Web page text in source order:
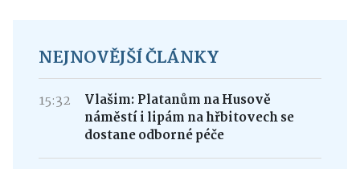
NEJNOVĚJŠÍ ČLÁNKY
15:32
Vlašim: Platanům na Husově
náměstí i lipám na hřbitovech se
dostane odborné péče